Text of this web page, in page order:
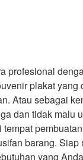
profesional
plakat
Atau sebagai
dan tidak malu
barang.
yang